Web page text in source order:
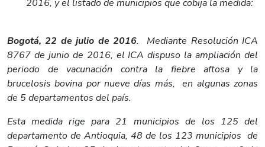
2016, y el listado de municipios que cobija la medida:
Bogotá, 22 de julio de 2016. Mediante Resolución ICA
8767 de junio de 2016, el ICA dispuso la ampliación del
periodo de vacunación contra la fiebre aftosa y la
brucelosis bovina por nueve días más, en algunas zonas
de 5 departamentos del país.
Esta medida rige para 21 municipios de los 125 del
departamento de Antioquia, 48 de los 123 municipios de